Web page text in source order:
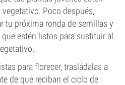
Poco después,
tu próxima ronda de semillas y
que estén listos para sustituir al
para florecer, trasládalas a
de que reciban el ciclo de